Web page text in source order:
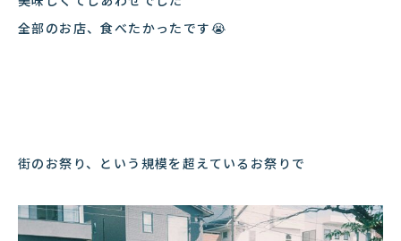
全部のお店、食べたかったです😭
街のお祭り、という規模を超えているお祭りで